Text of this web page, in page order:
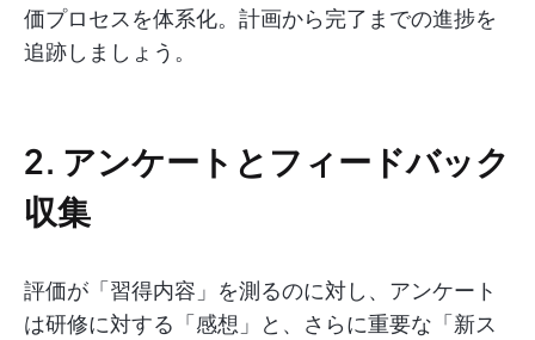
価プロセスを体系化。計画から完了までの進捗を
追跡しましょう。
2. アンケートとフィードバック
収集
評価が「習得内容」を測るのに対し、アンケート
は研修に対する「感想」と、さらに重要な「新ス